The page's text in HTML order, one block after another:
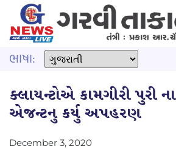
ભાષા:
ક્લાયન્ટોએ કામગીરી પુરી
એજન્ટનુ કર્યુ અપહરણ
December 3, 2020